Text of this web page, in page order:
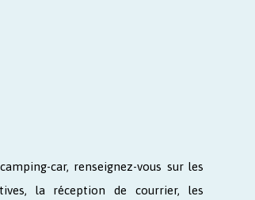
car, renseignez-vous sur les
la réception de courrier, les